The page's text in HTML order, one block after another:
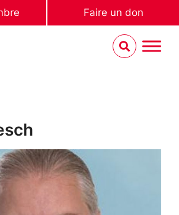
Faire un don